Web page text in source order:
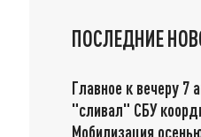
ПОСЛЕДНИЕ
Главное к вечеру 7
"сливал" СБУ
Мобилизация